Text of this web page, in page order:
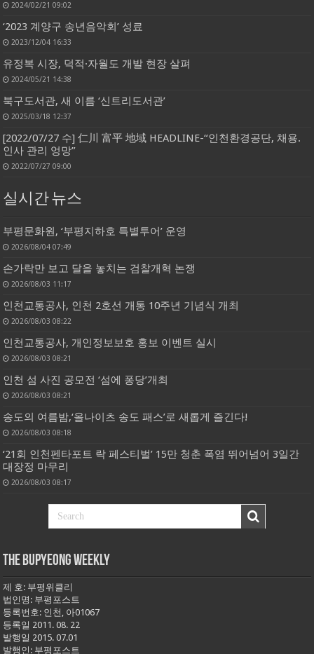
2024/02/21 09:02
‘2023 계양구 송년음악회’ 성료
2023/12/04 16:33
유정복 시장, 덕적·자월도 개발 현장 살펴
2024/05/21 14:38
북구도서관, 새 이름 ‘신트리도서관’
2025/03/18 12:37
[2022/07/27 수] 仁川 富平 地域 HEADLINE-“인천환경공단, 채용.
인사 관리 엉망”
2022/07/27 09:00
실시간 뉴스
부평문화원, ‘부평지하호 특별투어’ 운영
2026/08/04 07:49
손가락만 보고 달을 놓치는 검찰개혁 논쟁
2026/08/03 11:17
인천교통공사, 인천 2호선 개통 10주년 기념식 개최
2026/08/03 08:22
인천교통공사, 개인정보보호 홍보 이벤트 실시
2026/08/03 08:21
인천 섬 사진 공모전 ‘섬에 퐁당’개최
2026/08/03 08:21
송도의 여름밤,‘올나이츠 송도 패스’로 새롭게 즐긴다!
2026/08/03 08:18
‘21회 인천펜타포트 락 페스티벌’ 15만 청춘 폭염 뛰어넘어 3일간
대장정 마무리
2026/08/03 08:17
THE BUPYEONG WEEKLY
제 호: 부평위클리
법인명: 부평포스트
등록번호: 인천, 아01067
등록일 2011. 08. 22
발행일 2015. 07.01
발행인: 부평포스트